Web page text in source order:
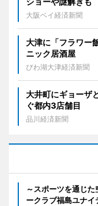
大阪ベイ経済新聞
大津に「フラワー
ニック居酒屋
びわ湖大津経済新聞
大井町にギョーザ
ぐ都内3店舗目
品川経済新聞
～スポーツを通じ
ークラブ福島ユナ